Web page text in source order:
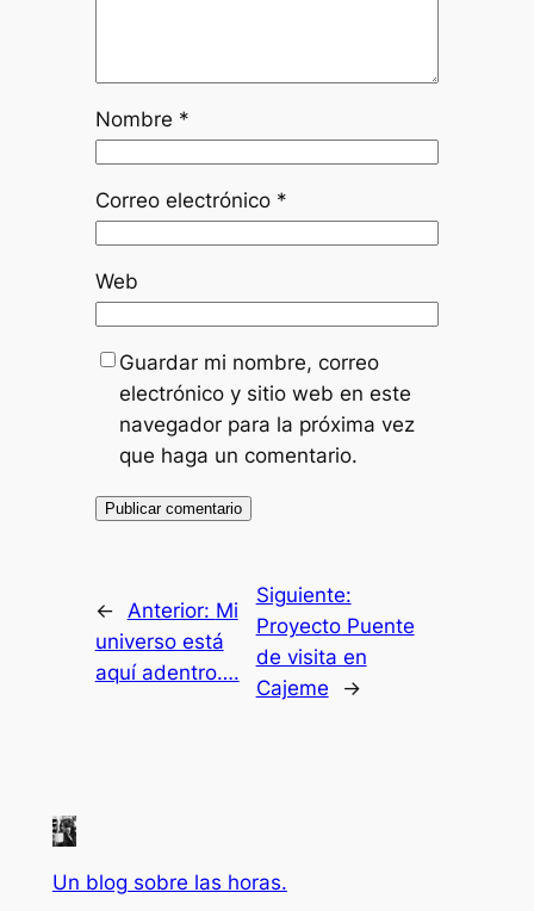
Nombre *
Correo electrónico *
Web
Guardar mi nombre, correo
electrónico y sitio web en este
navegador para la próxima vez
que haga un comentario.
← Anterior: Mi
universo está
aquí adentro….
Siguiente:
Proyecto Puente
de visita en
Cajeme
→
Un blog sobre las horas.